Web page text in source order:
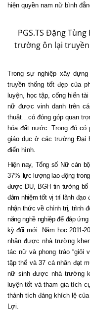
hiện quyền nam nữ bình
PGS.TS Đặng
trường ôn lại
Trong sự nghiệp xây
truyền thống tốt đẹp của
luyện, học tập, cống hiến
nữ được vinh danh trên
thuật…cóđóng góp quan
hóa đất nước. Trong đó có
giáo dục ở các trường Đại
điển hình.
Hiện nay, Tổng số Nữ cán
37% lực lượng lao động
được ĐU, BGH tin tưởng bổ
đảm nhiệm tốt vị trí lãnh
nhận thức về chính trị, trình
năng nghề nghiệp để đáp
kỳ đổi mới. Năm học 2011-
nhân được nhà trường
tác nữ và phong trào “giỏi
tập thể và 37 cá nhân đạt
nữ sinh được nhà trường
luyện tốt và tham gia tích
thành tích đáng khích lệ
Lợi.